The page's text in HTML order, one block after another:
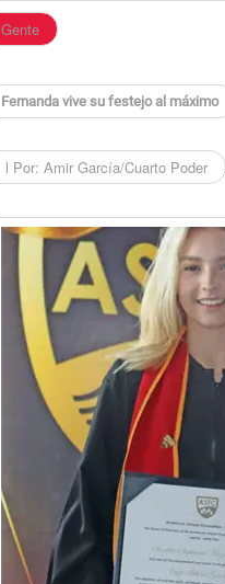
Gente
Fernanda vive su festejo al máximo
l Por: Amir García/Cuarto Poder